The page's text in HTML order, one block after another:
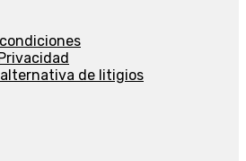
de litigios